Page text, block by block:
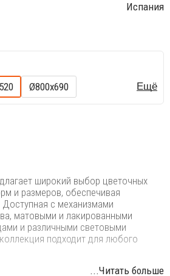
Испания
Ø800х690 Ещё
широкий выбор цветочных
и размеров, обеспечивая
с механизмами
матовыми и лакированными
и различными световыми
подходит для любого
...Читать больше